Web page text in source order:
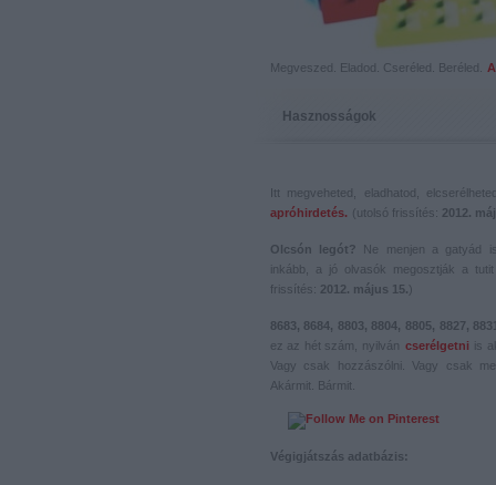
Megveszed. Eladod. Cseréled. Beréled.
Hasznosságok
Itt megveheted, eladhatod,
apróhirdetés. (utolsó frissítés: 2012.
Olcsón legót? Ne menjen a gatyád
inkább, a jó olvasók megosztják a
frissítés: 2012. május 15.)
8683, 8684, 8803, 8804, 8805, 8827, 8831
ez az hét szám, nyilván
cserélgetni
is
Vagy csak hozzászólni. Vagy csak
Akármit. Bármit.
Végigjátszás adatbázis: